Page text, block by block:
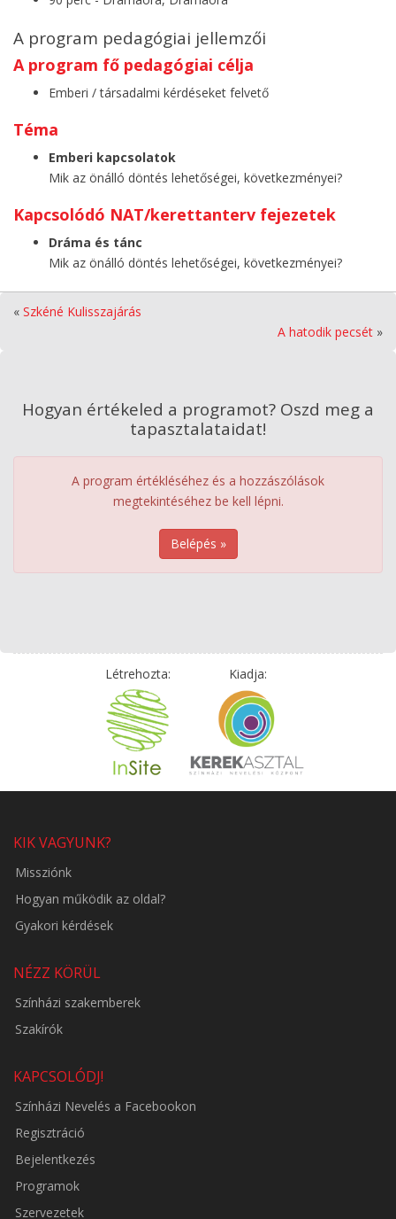
A program pedagógiai jellemzői
A program fő pedagógiai célja
Emberi / társadalmi kérdéseket felvető
Téma
Emberi kapcsolatok
Mik az önálló döntés lehetőségei, következményei?
Kapcsolódó NAT/kerettanterv fejezetek
Dráma és tánc
Mik az önálló döntés lehetőségei, következményei?
« Szkéné Kulisszajárás
A hatodik pecsét »
Hogyan értékeled a programot? Oszd meg a
tapasztalataidat!
A program értékléséhez és a hozzászólások
megtekintéséhez be kell lépni.
Belépés »
Létrehozta: Kiadja:
KIK VAGYUNK?
Missziónk
Hogyan működik az oldal?
Gyakori kérdések
NÉZZ KÖRÜL
Színházi szakemberek
Szakírók
KAPCSOLÓDJ!
Színházi Nevelés a Facebookon
Regisztráció
Bejelentkezés
Programok
Szervezetek